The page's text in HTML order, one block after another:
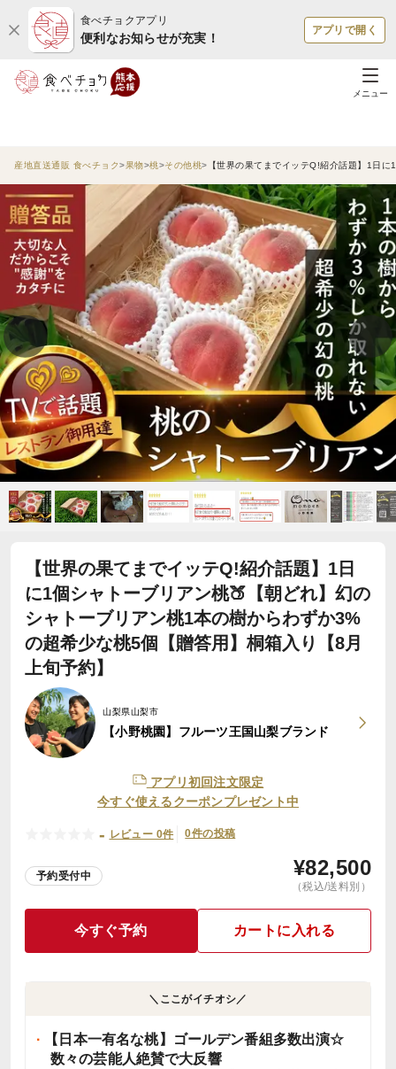
食べチョクアプリ
便利なお知らせが充実！
アプリで開く
メニュー
産地直送通販 食べチョク 果物 桃 その他桃 【世界の果てまでイッテQ!紹介話題】1日
【世界の果てまでイッテQ!紹介話題】1日
に1個シャトーブリアン桃🍑【朝どれ】幻の
シャトーブリアン桃1本の樹からわずか3%
の超希少な桃5個【贈答用】桐箱入り【8月
上旬予約】
山梨県山梨市
【小野桃園】フルーツ王国山梨ブランド
アプリ初回注文限定
今すぐ使えるクーポンプレゼント中
- レビュー 0件 0件の投稿
予約受付中 ¥82,500
（税込/送料別）
今すぐ予約 カートに入れる
＼ここがイチオシ／
【日本一有名な桃】ゴールデン番組多数出演☆
数々の芸能人絶賛で大反響